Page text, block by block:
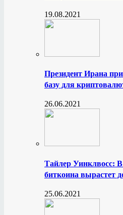
19.08.2021
Президент Ирана
базу для
26.06.2021
Тайлер Уинклвосс:
биткоина вырастет
25.06.2021